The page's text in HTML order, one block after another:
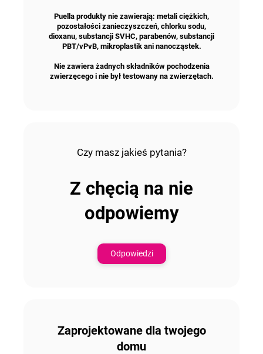
Puella produkty nie zawierają: metali ciężkich,
pozostałości zanieczyszczeń, chlorku sodu,
dioxanu, substancji SVHC, parabenów, substancji
PBT/vPvB, mikroplastik ani nanocząstek.
Nie zawiera żadnych składników pochodzenia
zwierzęcego i nie był testowany na zwierzętach.
Czy masz jakieś pytania?
Z chęcią na nie
odpowiemy
Odpowiedzi
Zaprojektowane dla twojego
domu